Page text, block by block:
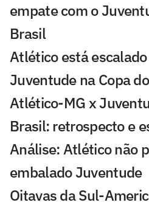
empate com o
Brasil
Atlético está
Juventude na Copa
Atlético-MG x
Brasil: retrospecto e
Análise: Atlético não
embalado Juventude
Oitavas da Sul-